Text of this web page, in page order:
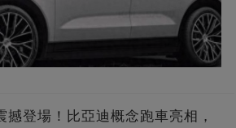
登場！比亞迪概念跑車亮相，